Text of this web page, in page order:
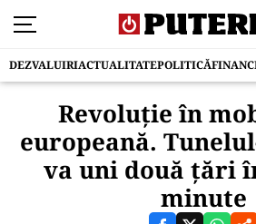
DEZVALUIRIACTUALITATEPOLITICĂ
Revoluție în
europeană.
va uni două țări
minute